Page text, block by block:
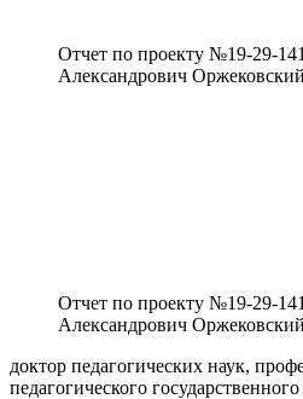
Отчет по проекту №19-29-
Александрович Оржековский
Отчет по проекту №19-29-
Александрович Оржековский
доктор педагогических наук,
педагогического